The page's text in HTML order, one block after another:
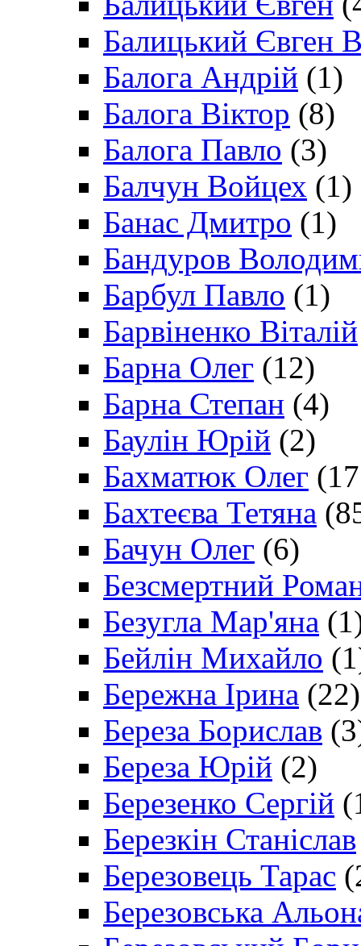
Балицький Євген
Балога Андрій (1)
Балога Віктор (8)
Балога Павло (3)
Балчун Войцех (1)
Банас Дмитро (1)
Бандуров
Барбул Павло (1)
Барвіненко Віталій
Барна Олег (12)
Барна Степан (4)
Баулін Юрій (2)
Бахматюк Олег
Бахтеєва Тетяна
Бачун Олег (6)
Безсмертний
Безугла Мар'яна
Бейлін Михайло
Бережна Ірина (22)
Береза Борислав
Береза Юрій (2)
Березенко Сергій
Березкін Станіслав
Березовець Тарас
Березовська